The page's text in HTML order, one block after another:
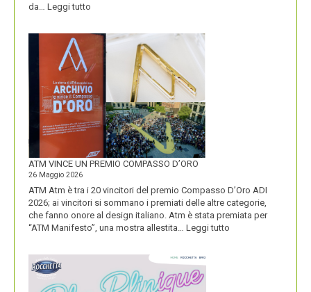
da… Leggi tutto
NUOVO
LOGO
DOLOMITI
ENERGIA
MOSTRA
LA
SUA
IDENTITÀ
FORTE
ATM VINCE UN PREMIO COMPASSO D’ORO
26 Maggio 2026
ATM Atm è tra i 20 vincitori del premio Compasso D’Oro ADI
2026; ai vincitori si sommano i premiati delle altre categorie,
che fanno onore al design italiano. Atm è stata premiata per
“ATM Manifesto”, una mostra allestita… Leggi tutto